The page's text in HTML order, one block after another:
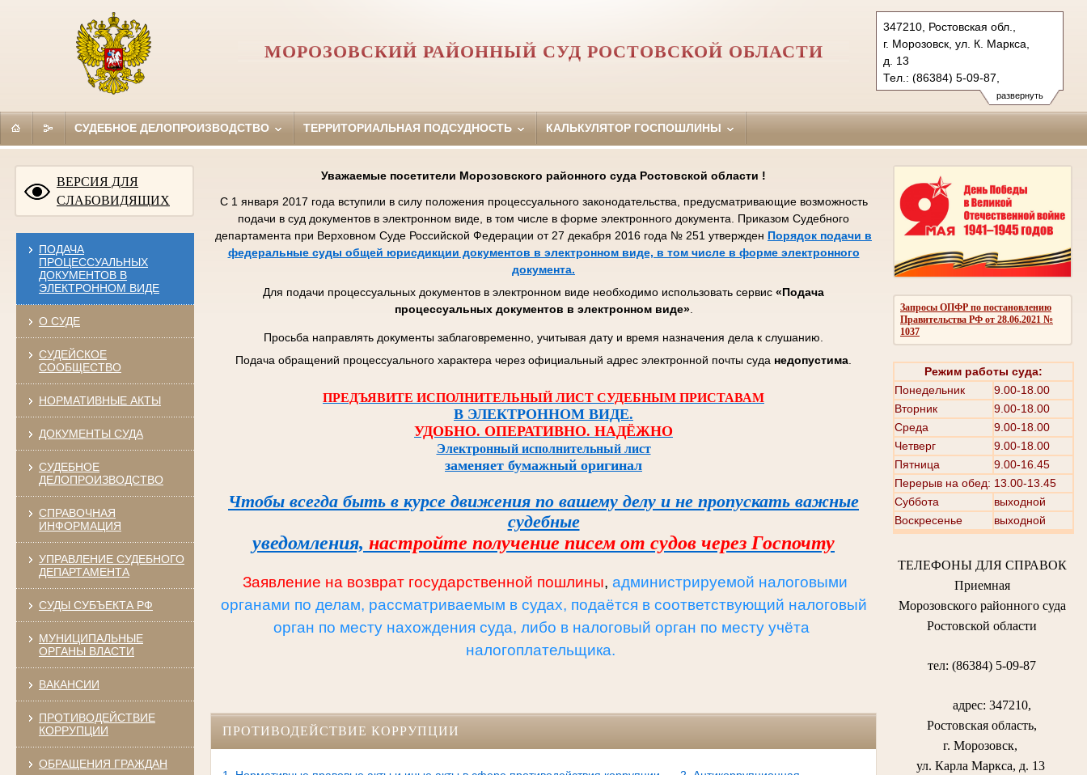
развернуть
347210, Ростовская обл.,
г. Морозовск, ул. К. Маркса,
д. 13
Тел.: (86384) 5-09-87,
(86389) 2-12-51
morozovsky.ros@sudrf.ru
МОРОЗОВСКИЙ РАЙОННЫЙ СУД РОСТОВСКОЙ ОБЛАСТИ
СУДЕБНОЕ ДЕЛОПРОИЗВОДСТВО ТЕРРИТОРИАЛЬНАЯ ПОДСУДНОСТЬ КАЛЬКУЛЯТОР ГОСПОШЛИНЫ
ВЕРСИЯ ДЛЯ
СЛАБОВИДЯЩИХ
ПОДАЧА
ПРОЦЕССУАЛЬНЫХ
ДОКУМЕНТОВ В
ЭЛЕКТРОННОМ ВИДЕ
О СУДЕ
СУДЕЙСКОЕ
СООБЩЕСТВО
НОРМАТИВНЫЕ АКТЫ
ДОКУМЕНТЫ СУДА
СУДЕБНОЕ
ДЕЛОПРОИЗВОДСТВО
СПРАВОЧНАЯ
ИНФОРМАЦИЯ
УПРАВЛЕНИЕ СУДЕБНОГО
ДЕПАРТАМЕНТА
СУДЫ СУБЪЕКТА РФ
МУНИЦИПАЛЬНЫЕ
ОРГАНЫ ВЛАСТИ
ВАКАНСИИ
ПРОТИВОДЕЙСТВИЕ
КОРРУПЦИИ
ОБРАЩЕНИЯ ГРАЖДАН
Запросы ОПФР по постановлению
Правительства РФ от 28.06.2021 №
1037
Режим работы суда:
Понедельник
9.00-18.00
Вторник
9.00-18.00
Среда
9.00-18.00
Четверг
9.00-18.00
Пятница
9.00-16.45
Перерыв на обед: 13.00-13.45
Суббота
выходной
Воскресенье
выходной
ТЕЛЕФОНЫ ДЛЯ СПРАВОК
Приемная
Морозовского районного суда
Ростовской области
тел: (86384) 5-09-87
адрес: 347210,
Ростовская область,
г. Морозовск,
ул. Карла Маркса, д. 13
Уважаемые посетители Морозовского районного суда Ростовской области !
С 1 января 2017 года вступили в силу положения процессуального законодательства, предусматривающие возможность
подачи в суд документов в электронном виде, в том числе в форме электронного документа. Приказом Судебного
департамента при Верховном Суде Российской Федерации от 27 декабря 2016 года № 251 утвержден Порядок подачи в
федеральные суды общей юрисдикции документов в электронном виде, в том числе в форме электронного
документа.
Для подачи процессуальных документов в электронном виде необходимо использовать сервис «Подача
процессуальных документов в электронном виде».
Просьба направлять документы заблаговременно, учитывая дату и время назначения дела к слушанию.
Подача обращений процессуального характера через официальный адрес электронной почты суда недопустима.
ПРЕДЪЯВИТЕ ИСПОЛНИТЕЛЬНЫЙ ЛИСТ СУДЕБНЫМ ПРИСТАВАМ
В ЭЛЕКТРОННОМ ВИДЕ.
УДОБНО. ОПЕРАТИВНО. НАДЁЖНО
Электронный исполнительный лист
заменяет бумажный оригинал
Чтобы всегда быть в курсе движения по вашему делу и не пропускать важные
судебные
уведомления, настройте получение писем от судов через Госпочту
Заявление на возврат государственной пошлины, администрируемой налоговыми
органами по делам, рассматриваемым в судах, подаётся в соответствующий налоговый
орган по месту нахождения суда, либо в налоговый орган по месту учёта
налогоплательщика.
ПРОТИВОДЕЙСТВИЕ КОРРУПЦИИ